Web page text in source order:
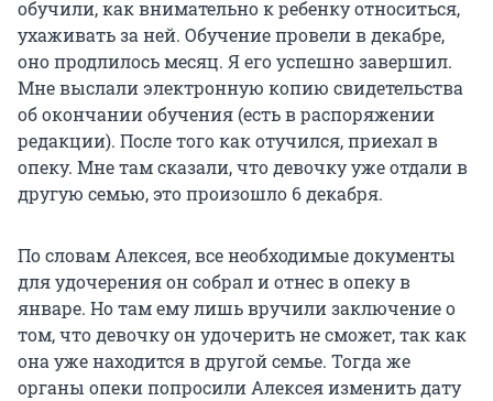
обучили, как внимательно к ребенку относиться,
ухаживать за ней. Обучение провели в декабре,
оно продлилось месяц. Я его успешно завершил.
Мне выслали электронную копию свидетельства
об окончании обучения (есть в распоряжении
редакции). После того как отучился, приехал в
опеку. Мне там сказали, что девочку уже отдали в
другую семью, это произошло 6 декабря.
По словам Алексея, все необходимые документы
для удочерения он собрал и отнес в опеку в
январе. Но там ему лишь вручили заключение о
том, что девочку он удочерить не сможет, так как
она уже находится в другой семье. Тогда же
органы опеки попросили Алексея изменить дату